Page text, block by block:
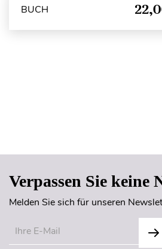
BUCH
Verpassen Sie keine
Melden Sie sich für unseren